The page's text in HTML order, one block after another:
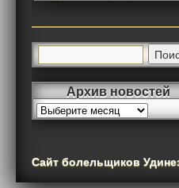
Архив новостей
Сайт болельщиков